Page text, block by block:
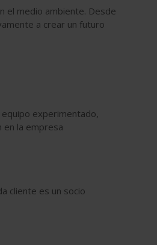
el medio ambiente. Desde
a crear un futuro
experimentado,
en la empresa
cliente es un socio